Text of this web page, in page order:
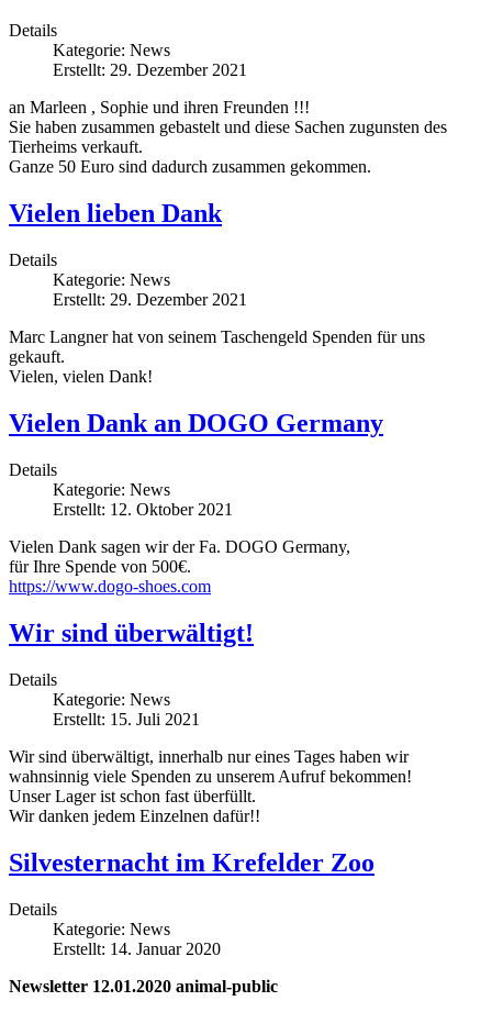
Details
Kategorie: News
Erstellt: 29. Dezember 2021
an Marleen , Sophie und ihren Freunden !!!
Sie haben zusammen gebastelt und diese Sachen zugunsten des
Tierheims verkauft.
Ganze 50 Euro sind dadurch zusammen gekommen.
Vielen lieben Dank
Details
Kategorie: News
Erstellt: 29. Dezember 2021
Marc Langner hat von seinem Taschengeld Spenden für uns
gekauft.
Vielen, vielen Dank!
Vielen Dank an DOGO Germany
Details
Kategorie: News
Erstellt: 12. Oktober 2021
Vielen Dank sagen wir der Fa. DOGO Germany,
für Ihre Spende von 500€.
https://www.dogo-shoes.com
Wir sind überwältigt!
Details
Kategorie: News
Erstellt: 15. Juli 2021
Wir sind überwältigt, innerhalb nur eines Tages haben wir
wahnsinnig viele Spenden zu unserem Aufruf bekommen!
Unser Lager ist schon fast überfüllt.
Wir danken jedem Einzelnen dafür!!
Silvesternacht im Krefelder Zoo
Details
Kategorie: News
Erstellt: 14. Januar 2020
Newsletter 12.01.2020 animal-public